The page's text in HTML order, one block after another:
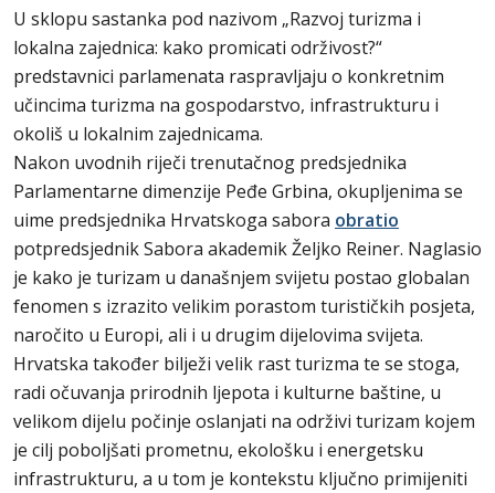
U sklopu sastanka pod nazivom „Razvoj turizma i
lokalna zajednica: kako promicati održivost?“
predstavnici parlamenata raspravljaju o konkretnim
učincima turizma na gospodarstvo, infrastrukturu i
okoliš u lokalnim zajednicama.
Nakon uvodnih riječi trenutačnog predsjednika
Parlamentarne dimenzije Peđe Grbina, okupljenima se
uime predsjednika Hrvatskoga sabora obratio
potpredsjednik Sabora akademik Željko Reiner. Naglasio
je kako je turizam u današnjem svijetu postao globalan
fenomen s izrazito velikim porastom turističkih posjeta,
naročito u Europi, ali i u drugim dijelovima svijeta.
Hrvatska također bilježi velik rast turizma te se stoga,
radi očuvanja prirodnih ljepota i kulturne baštine, u
velikom dijelu počinje oslanjati na održivi turizam kojem
je cilj poboljšati prometnu, ekološku i energetsku
infrastrukturu, a u tom je kontekstu ključno primijeniti